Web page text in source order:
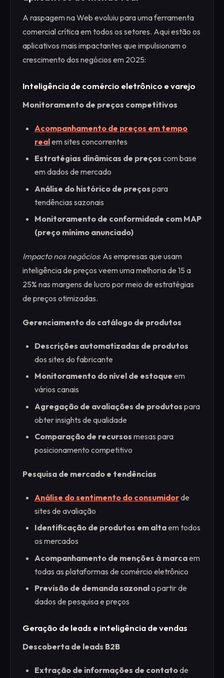
A raspagem na Web evoluiu para uma ferramenta
comercial crítica em todos os setores. Aqui estão os
aplicativos mais impactantes que impulsionam o
crescimento dos negócios em 2025:
Inteligência de comércio eletrônico e varejo
Monitoramento de preços competitivos
Acompanhamento de preços em tempo
realem sites concorrentes
Estratégias dinâmicas de preços com base
em dados de mercado
Análise do histórico de preços para
tendências sazonais
Monitoramento de conformidade com MAP
(preço mínimo anunciado)
Impacto nos negócios: As empresas que usam
inteligência de preços veem uma melhoria de 15 a
25% nas margens de lucro por meio de estratégias
de preços otimizadas.
Gerenciamento do catálogo de produtos
Descrições automatizadas de produtos
dos sites do fabricante
Monitoramento do nível de estoque em
vários canais
Agregação de avaliações de produtos para
obter insights de qualidade
Comparação de recursos mesas para
posicionamento competitivo
Pesquisa de mercado e tendências
Análise do sentimento do consumidorde
sites de avaliação
Identificação de produtos em altaem todos
os mercados
Acompanhamento de menções à marcaem
todas as plataformas de comércio eletrônico
Previsão de demanda sazonala partir de
dados de pesquisa e preços
Geração de leads e inteligência de vendas
Descoberta de leads B2B
Extração de informações de contatode